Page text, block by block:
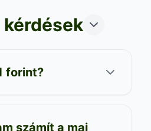
kérdések
forint?
számít a mai